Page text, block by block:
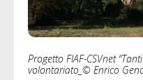
Progetto FIAF-CSVnet
volontariato_© Enrico